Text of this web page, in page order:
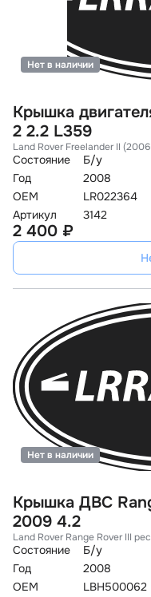
Крышка
2 2.2 L359
Land Rover Freelander II
Состояние
Б/у
Год
2008
OEM
LR022364
Артикул
3142
Нет в наличии
2 400 ₽
Крышка ДВС
2009 4.2
Land Rover Range Rover III
Состояние
Б/у
Год
2008
OEM
LBH500062
Нет в наличии